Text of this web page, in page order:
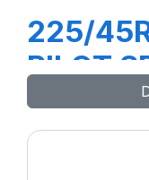
225/
PILOT